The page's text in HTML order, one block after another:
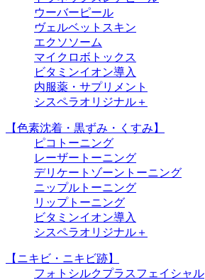
ウーバーピール
ヴェルベットスキン
エクソソーム
マイクロボトックス
ビタミンイオン導入
内服薬・サプリメント
シスペラオリジナル＋
【色素沈着・黒ずみ・くすみ】
ピコトーニング
レーザートーニング
デリケートゾーントーニング
ニップルトーニング
リップトーニング
ビタミンイオン導入
シスペラオリジナル＋
【ニキビ・ニキビ跡】
フォトシルクプラスフェイシャル